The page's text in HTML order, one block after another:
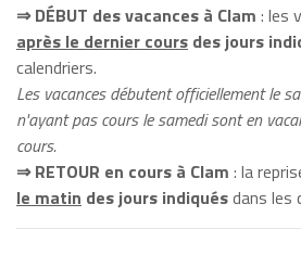
⇒ DÉBUT des vacances à Clam : les
après le dernier cours des jours
calendriers.
Les vacances débutent officiellement le
n'ayant pas cours le samedi sont en
cours.
⇒ RETOUR en cours à Clam : la
le matin des jours indiquésdans les